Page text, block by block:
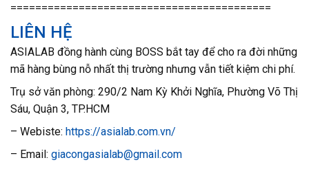
==========================================
LIÊN HỆ
ASIALAB đồng hành cùng BOSS bắt tay để cho ra đời những
mã hàng bùng nỗ nhất thị trường nhưng vẫn tiết kiệm chi phí.
Trụ sở văn phòng: 290/2 Nam Kỳ Khởi Nghĩa, Phường Võ Thị
Sáu, Quận 3, TP.HCM
– Webiste: https://asialab.com.vn/
– Email: giacongasialab@gmail.com